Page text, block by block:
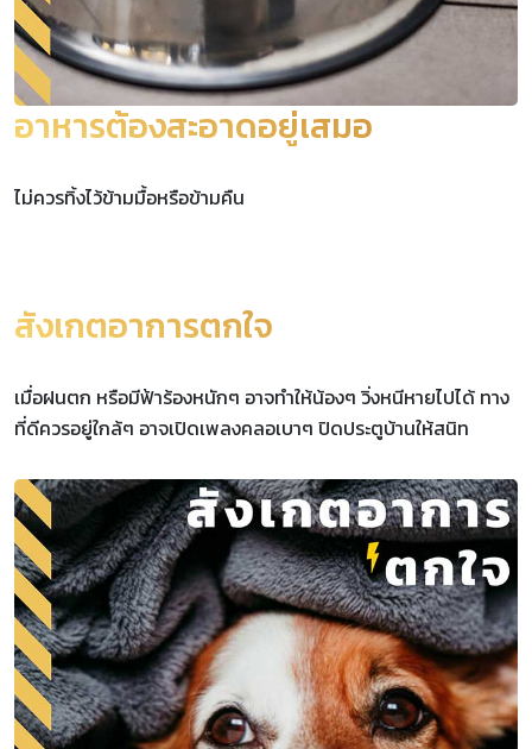
อาหารต้องสะอาดอยู่เสมอ
ไม่ควรทิ้งไว้ข้ามมื้อหรือข้ามคืน
สังเกตอาการตกใจ
เมื่อฝนตก หรือมีฟ้าร้องหนักๆ อาจทำให้น้องๆ วิ่งหนีหายไปได้ ทาง
ที่ดีควรอยู่ใกล้ๆ อาจเปิดเพลงคลอเบาๆ ปิดประตูบ้านให้สนิท